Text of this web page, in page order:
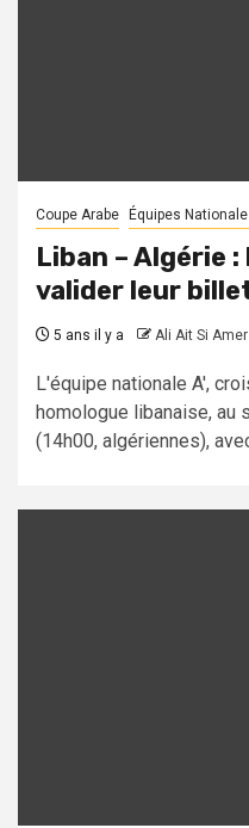
Coupe Arabe Équipes
Liban – Algérie
valider leur
5 ans il y a Ali Ait Si Amer
L'équipe nationale A',
homologue libanaise, au
(14h00, algériennes),